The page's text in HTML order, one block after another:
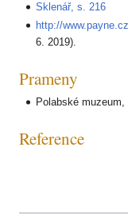
Sklenář, s. 216
http://
6. 2019).
Prameny
Polabské muzeum,
Reference